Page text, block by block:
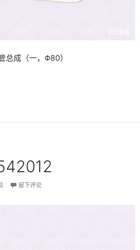
成（一，Φ80）
留下评论